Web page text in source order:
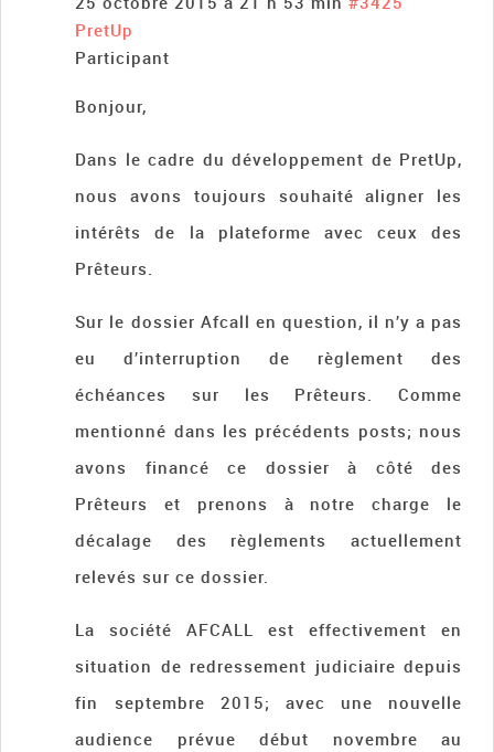
PretUp
Participant
Bonjour,
Dans le cadre du développement de PretUp,
nous avons toujours souhaité aligner les
intérêts de la plateforme avec ceux des
Prêteurs.
Sur le dossier Afcall en question, il n’y a pas
eu d’interruption de règlement des
échéances sur les Prêteurs. Comme
mentionné dans les précédents posts; nous
avons financé ce dossier à côté des
Prêteurs et prenons à notre charge le
décalage des règlements actuellement
relevés sur ce dossier.
La société AFCALL est effectivement en
situation de redressement judiciaire depuis
fin septembre 2015; avec une nouvelle
audience prévue début novembre au